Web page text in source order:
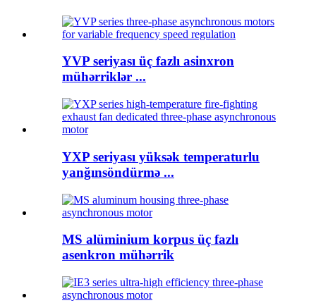
YVP seriyası üç fazlı asinxron
mühərriklər ...
YXP seriyası yüksək temperaturlu
yanğınsöndürmə ...
MS alüminium korpus üç fazlı
asenkron mühərrik